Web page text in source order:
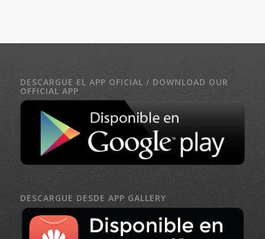
DESCARGUE EL APP OFICIAL / DOWNLOAD OUR
OFFICIAL APP
DESCARGUE DESDE APP GALLERY